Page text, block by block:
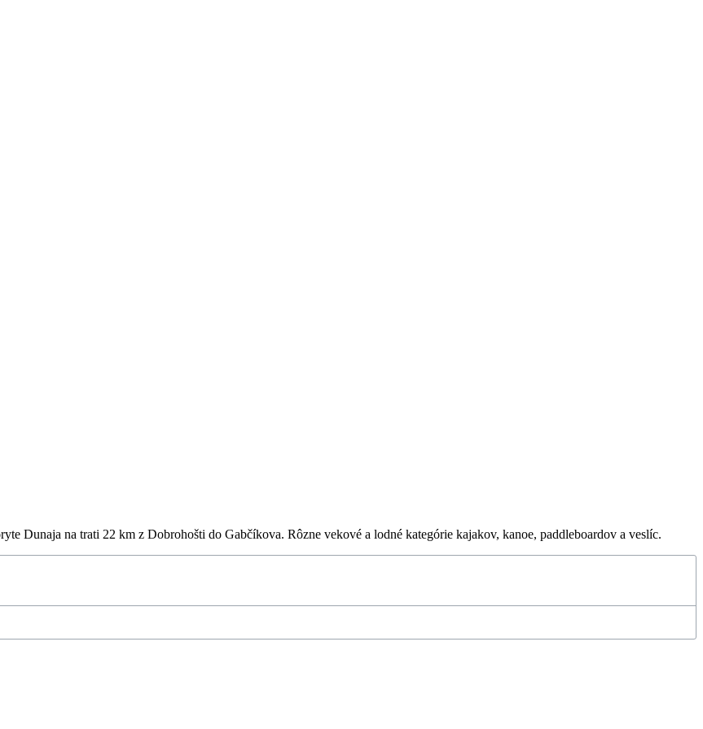
Dunaja na trati 22 km z Dobrohošti do Gabčíkova. Rôzne vekové a lodné kategórie kajakov, kanoe, paddleboardov a veslíc.